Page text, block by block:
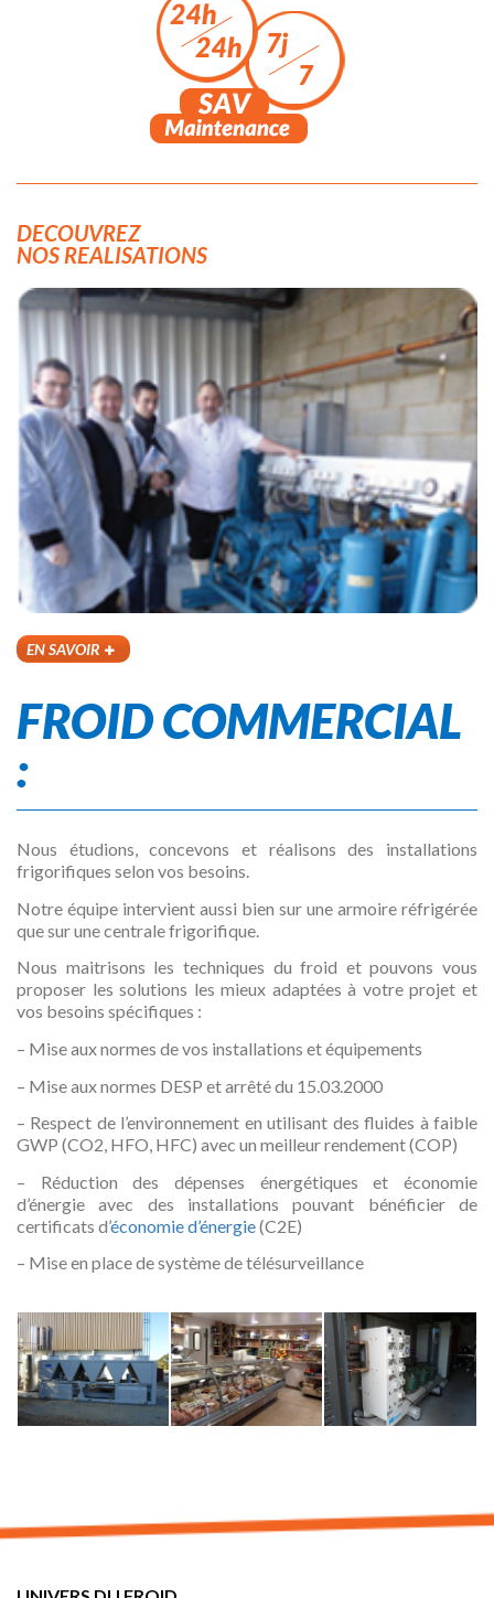
DECOUVREZ
NOS REALISATIONS
EN SAVOIR
FROID COMMERCIAL
:
Nous étudions, concevons et réalisons des installations
frigorifiques selon vos besoins.
Notre équipe intervient aussi bien sur une armoire réfrigérée
que sur une centrale frigorifique.
Nous maitrisons les techniques du froid et pouvons vous
proposer les solutions les mieux adaptées à votre projet et
vos besoins spécifiques :
– Mise aux normes de vos installations et équipements
– Mise aux normes DESP et arrêté du 15.03.2000
– Respect de l’environnement en utilisant des fluides à faible
GWP (CO2, HFO, HFC) avec un meilleur rendement (COP)
– Réduction des dépenses énergétiques et économie
d’énergie avec des installations pouvant bénéficier de
certificats d’économie d’énergie(C2E)
– Mise en place de système de télésurveillance